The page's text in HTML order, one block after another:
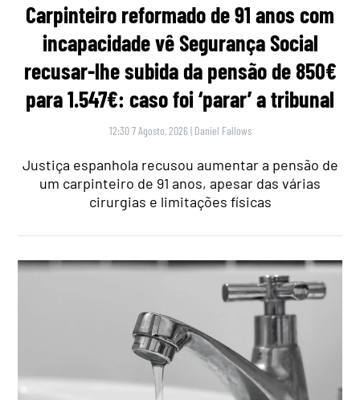
Carpinteiro reformado de 91 anos com
incapacidade vê Segurança Social
recusar-lhe subida da pensão de 850€
para 1.547€: caso foi ‘parar’ a tribunal
12:30 7 Agosto, 2026 | Daniel Fallows
Justiça espanhola recusou aumentar a pensão de
um carpinteiro de 91 anos, apesar das várias
cirurgias e limitações físicas